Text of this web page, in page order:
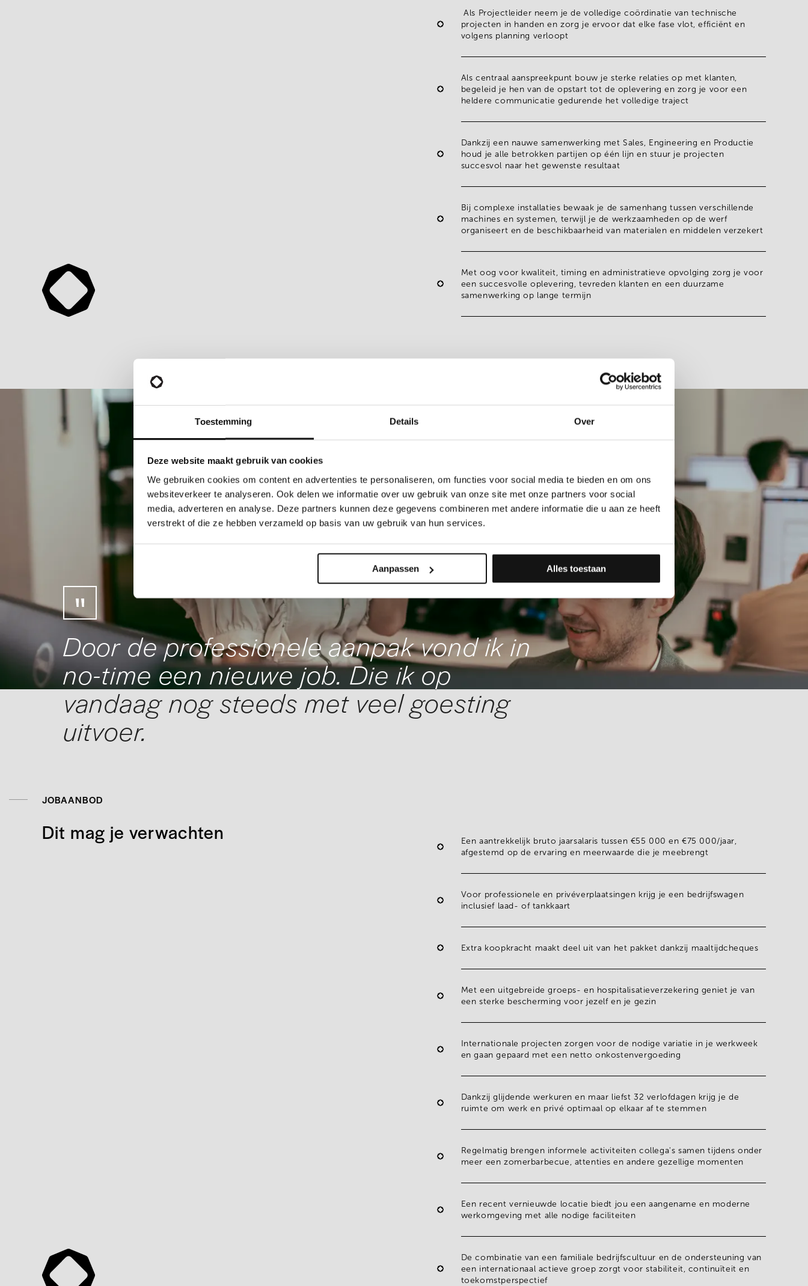
Toestemming Details Over
Deze website maakt gebruik van cookies
We gebruiken cookies om content en advertenties te personaliseren, om functies voor social media te bieden en om ons
websiteverkeer te analyseren. Ook delen we informatie over uw gebruik van onze site met onze partners voor social
media, adverteren en analyse. Deze partners kunnen deze gegevens combineren met andere informatie die u aan ze heeft
verstrekt of die ze hebben verzameld op basis van uw gebruik van hun services.
Aanpassen Alles toestaan
Als Projectleider neem je devolledige coördinatie van technische
projecten in handen en zorg je ervoor dat elke fase vlot, efficiënt en
volgens planning verloopt
Alscentraal aanspreekpunt bouw je sterke relaties op met klanten,
begeleid je hen van deopstart tot de oplevering en zorg je voor een
heldere communicatie gedurende het volledige traject
Dankzij een nauwe samenwerking met Sales, Engineering en Productie
houd je alle betrokken partijen op één lijn en stuur je projecten
succesvol naar het gewenste resultaat
Bijcomplexe installaties bewaak je de samenhang tussen verschillende
machines en systemen, terwijl je de werkzaamheden op de werf
organiseert en de beschikbaarheid van materialen en middelen verzekert
Met oog voor kwaliteit, timing en administratieve opvolging zorg je voor
een succesvolle oplevering, tevreden klanten en een duurzame
samenwerking op lange termijn
Door de professionele aanpak vond ik in
no-time een nieuwe job. Die ik op
vandaag nog steeds met veel goesting
uitvoer.
JOBAANBOD
Dit mag je verwachten Een aantrekkelijk bruto jaarsalaris tussen €55 000 en €75 000/jaar,
afgestemd op de ervaring en meerwaarde die je meebrengt
Voor professionele en privéverplaatsingen krijg je een bedrijfswagen
inclusief laad- of tankkaart
Extra koopkracht maakt deel uit van het pakket dankzij maaltijdcheques
Met een uitgebreide groeps- en hospitalisatieverzekering geniet je van
een sterke bescherming voor jezelf en je gezin
Internationale projecten zorgen voor de nodige variatie in je werkweek
en gaan gepaard met een netto onkostenvergoeding
Dankzijglijdende werkuren en maar liefst32 verlofdagen krijg je de
ruimte om werk en privé optimaal op elkaar af te stemmen
Regelmatig brengen informele activiteiten collega's samen tijdens onder
meer een zomerbarbecue, attenties en andere gezellige momenten
Een recent vernieuwde locatie biedt jou een aangename en moderne
werkomgeving met alle nodige faciliteiten
De combinatie van een familiale bedrijfscultuur en de ondersteuning van
een internationaal actieve groep zorgt voor stabiliteit, continuïteit en
toekomstperspectief